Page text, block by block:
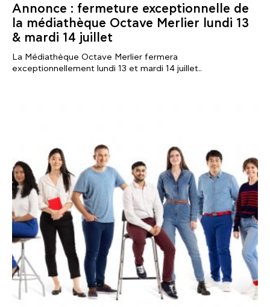
Annonce : fermeture exceptionnelle de
la médiathèque Octave Merlier lundi 13
& mardi 14 juillet
La Médiathèque Octave Merlier fermera
exceptionnellement lundi 13 et mardi 14 juillet..